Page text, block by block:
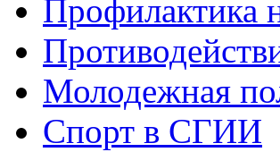
Профилактика
Молодежная
Спорт в СГИИ